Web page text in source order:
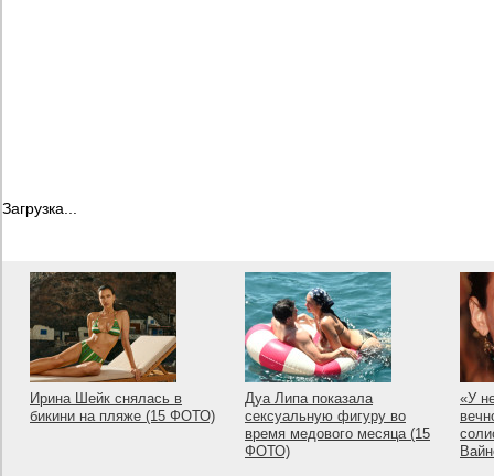
Загрузка...
Ирина Шейк снялась в
бикини на пляже (15 ФОТО)
Дуа Липа показала
сексуальную фигуру во
время медового месяца (15
ФОТО)
«У